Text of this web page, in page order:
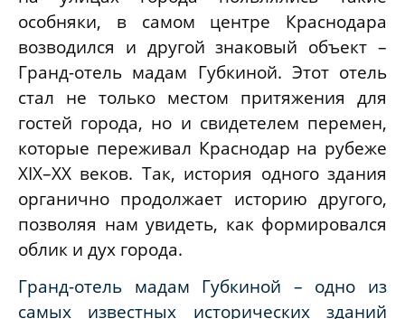
особняки, в самом центре Краснодара
возводился и другой знаковый объект –
Гранд-отель мадам Губкиной. Этот отель
стал не только местом притяжения для
гостей города, но и свидетелем перемен,
которые переживал Краснодар на рубеже
XIX–XX веков. Так, история одного здания
органично продолжает историю другого,
позволяя нам увидеть, как формировался
облик и дух города.
Гранд-отель мадам Губкиной – одно из
самых известных исторических зданий